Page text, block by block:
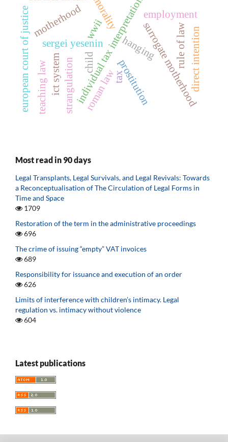
prostitution
tax
individual tax interpretation
morality
sergei yesenin hanging
strangulation child
motherhood surrogate motherhood
ict system
employment
european court of justice direct intention
rule of law
teaching law
wwii
roman law
Most read in 90 days
Legal Transplants, Legal Survivals, and Legal Revivals: Towards
a Reconceptualisation of The Circulation of Legal Forms in
Time and Space
1709
Restoration of the term in the administrative proceedings
696
The crime of issuing “empty” VAT invoices
689
Responsibility for issuance and execution of an order
626
Limits of interference with children’s intimacy. Legal
regulation vs. intimacy without violence
604
Latest publications